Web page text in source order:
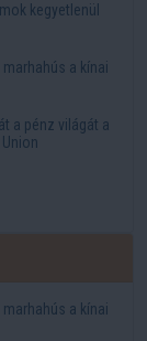
kegyetlenül
a kínai
a pénz világát a
a kínai